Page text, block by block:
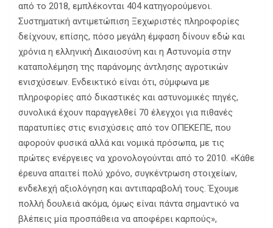
από το 2018, εμπλέκονται 404 κατηγορούμενοι.
Συστηματική αντιμετώπιση Ξεχωριστές πληροφορίες
δείχνουν, επίσης, πόσο μεγάλη έμφαση δίνουν εδώ και
χρόνια η ελληνική Δικαιοσύνη και η Αστυνομία στην
καταπολέμηση της παράνομης άντλησης αγροτικών
ενισχύσεων. Ενδεικτικό είναι ότι, σύμφωνα με
πληροφορίες από δικαστικές και αστυνομικές πηγές,
συνολικά έχουν παραγγελθεί 70 έλεγχοι για πιθανές
παρατυπίες στις ενισχύσεις από τον ΟΠΕΚΕΠΕ, που
αφορούν φυσικά αλλά και νομικά πρόσωπα, με τις
πρώτες ενέργειες να χρονολογούνται από το 2010. «Κάθε
έρευνα απαιτεί πολύ χρόνο, συγκέντρωση στοιχείων,
ενδελεχή αξιολόγηση και αντιπαραβολή τους. Έχουμε
πολλή δουλειά ακόμα, όμως είναι πάντα σημαντικό να
βλέπεις μία προσπάθεια να αποφέρει καρπούς»,